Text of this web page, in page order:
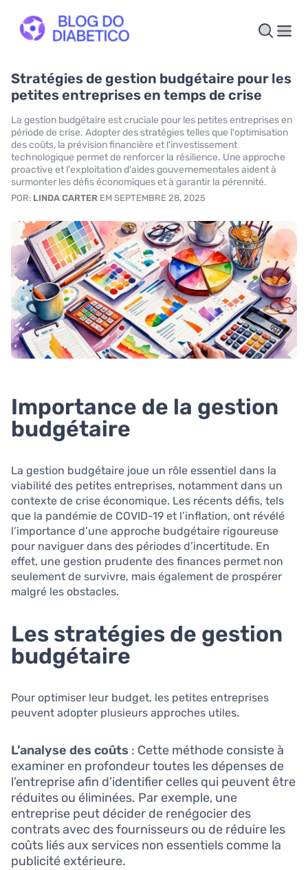
Stratégies de gestion budgétaire pour les
petites entreprises en temps de crise
La gestion budgétaire est cruciale pour les petites entreprises en
période de crise. Adopter des stratégies telles que l'optimisation
des coûts, la prévision financière et l'investissement
technologique permet de renforcer la résilience. Une approche
proactive et l'exploitation d'aides gouvernementales aident à
surmonter les défis économiques et à garantir la pérennité.
POR: LINDA CARTER EM SEPTEMBRE 28, 2025
Importance de la gestion
budgétaire
La gestion budgétaire joue un rôle essentiel dans la
viabilité des petites entreprises, notamment dans un
contexte de crise économique. Les récents défis, tels
que la pandémie de COVID-19 et l’inflation, ont révélé
l’importance d’une approche budgétaire rigoureuse
pour naviguer dans des périodes d’incertitude. En
effet, une gestion prudente des finances permet non
seulement de survivre, mais également de prospérer
malgré les obstacles.
Les stratégies de gestion
budgétaire
Pour optimiser leur budget, les petites entreprises
peuvent adopter plusieurs approches utiles.
L’analyse des coûts : Cette méthode consiste à
examiner en profondeur toutes les dépenses de
l’entreprise afin d’identifier celles qui peuvent être
réduites ou éliminées. Par exemple, une
entreprise peut décider de renégocier des
contrats avec des fournisseurs ou de réduire les
coûts liés aux services non essentiels comme la
publicité extérieure.